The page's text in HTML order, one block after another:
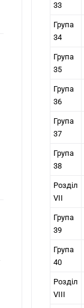
33
Група
34
Група
35
Група
36
Група
37
Група
38
Розділ
VII
Група
39
Група
40
Розділ
VIII